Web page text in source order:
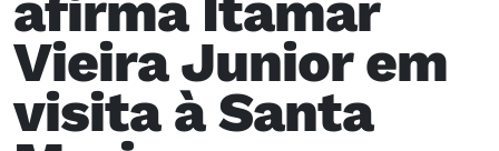
Vieira Junior em
visita à Santa